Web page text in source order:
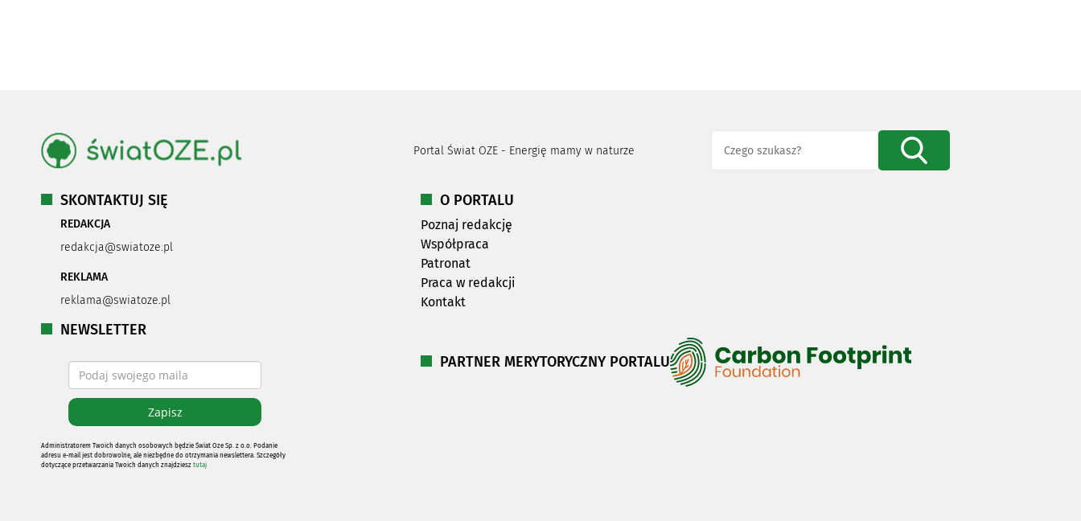
Portal Świat OZE - Energię mamy w naturze
SKONTAKTUJ SIĘ
REDAKCJA
redakcja@swiatoze.pl
REKLAMA
reklama@swiatoze.pl
NEWSLETTER
Administratorem Twoich danych osobowych będzie Świat Oze Sp. z o.o. Podanie
adresu e-mail jest dobrowolne, ale niezbędne do otrzymania newslettera. Szczegóły
dotyczące przetwarzania Twoich danych znajdziesz tutaj
O PORTALU
Poznaj redakcję
Współpraca
Patronat
Praca w redakcji
Kontakt
PARTNER MERYTORYCZNY PORTALU